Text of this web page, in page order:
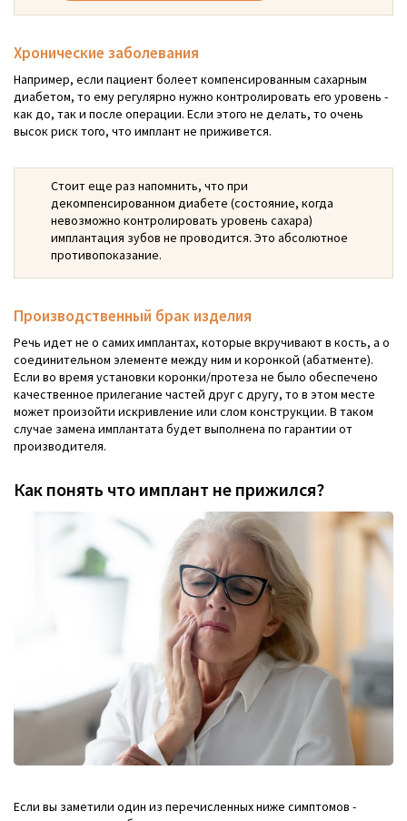
Хронические заболевания
Например, если пациент болеет компенсированным сахарным
диабетом, то ему регулярно нужно контролировать его уровень -
как до, так и после операции. Если этого не делать, то очень
высок риск того, что имплант не приживется.
Стоит еще раз напомнить, что при
декомпенсированном диабете (состояние, когда
невозможно контролировать уровень сахара)
имплантация зубов не проводится. Это абсолютное
противопоказание.
Производственный брак изделия
Речь идет не о самих имплантах, которые вкручивают в кость, а о
соединительном элементе между ним и коронкой (абатменте).
Если во время установки коронки/протеза не было обеспечено
качественное прилегание частей друг с другу, то в этом месте
может произойти искривление или слом конструкции. В таком
случае замена имплантата будет выполнена по гарантии от
производителя.
Как понять что имплант не прижился?
Если вы заметили один из перечисленных ниже симптомов -